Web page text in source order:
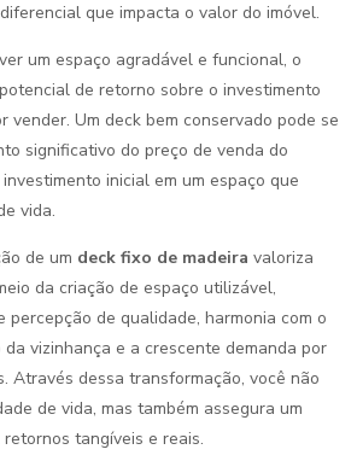
que impacta o valor do imóvel.
um espaço agradável e funcional, o
de retorno sobre o investimento
vender. Um deck bem conservado pode se
significativo do preço de venda do
inicial em um espaço que
vida.
de um deck fixo de madeira valoriza
da criação de espaço utilizável,
percepção de qualidade, harmonia com o
vizinhança e a crescente demanda por
Através dessa transformação, você não
de vida, mas também assegura um
tangíveis e reais.